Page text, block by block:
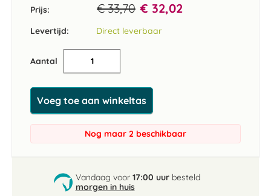
Prijs: € 33,70 € 32,02
Levertijd: Direct leverbaar
Aantal
Voeg toe aan winkeltas
Nog maar 2 beschikbaar
Vandaag voor 17:00 uurbesteld
morgen in huis
begin
afbeeldingen-
gallerij